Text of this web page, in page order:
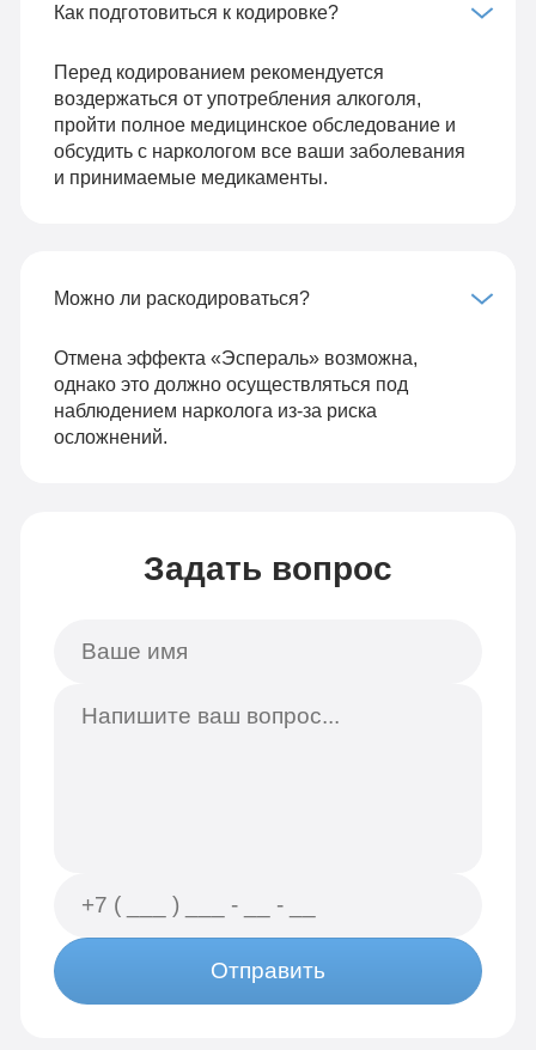
Как подготовиться к кодировке?
Перед кодированием рекомендуется
воздержаться от употребления алкоголя,
пройти полное медицинское обследование и
обсудить с наркологом все ваши заболевания
и принимаемые медикаменты.
Можно ли раскодироваться?
Отмена эффекта «Эспераль» возможна,
однако это должно осуществляться под
наблюдением нарколога из-за риска
осложнений.
Задать вопрос
Отправить